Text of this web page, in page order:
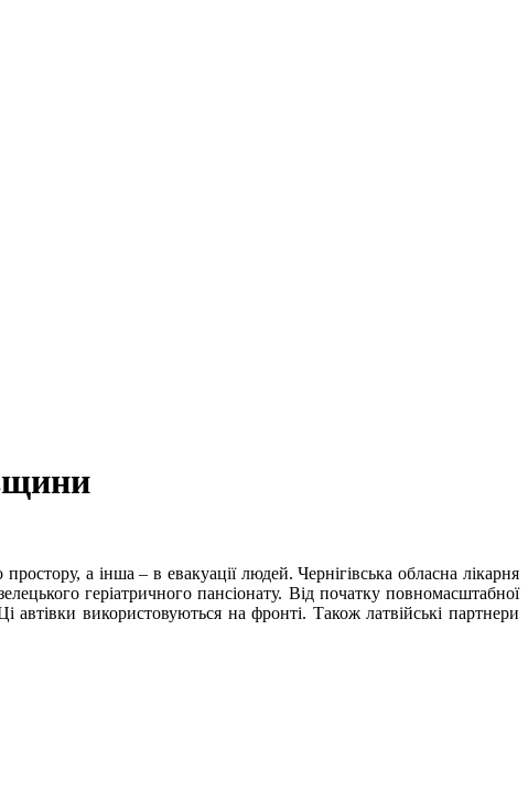
а інша – в евакуації людей. Чернігівська обласна лікарня
геріатричного пансіонату. Від початку повномасштабної
використовуються на фронті. Також латвійські партнери